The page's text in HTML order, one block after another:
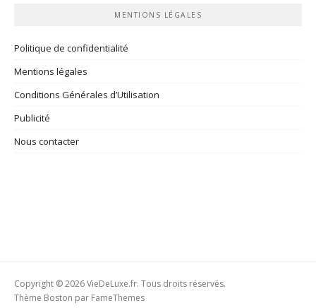
MENTIONS LÉGALES
Politique de confidentialité
Mentions légales
Conditions Générales d’Utilisation
Publicité
Nous contacter
Copyright © 2026 VieDeLuxe.fr. Tous droits réservés.
Thème Boston par FameThemes